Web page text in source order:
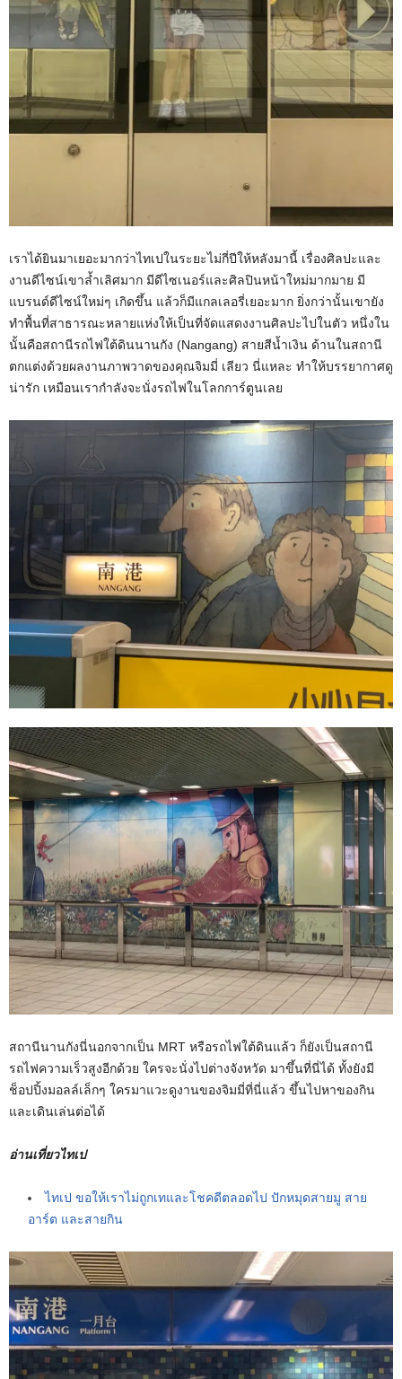
เราได้ยินมาเยอะมากว่าไทเปในระยะไม่กี่ปีให้หลังมานี้ เรื่องศิลปะและ
งานดีไซน์เขาล้ำเลิศมาก มีดีไซเนอร์และศิลปินหน้าใหม่มากมาย มี
แบรนด์ดีไซน์ใหม่ๆ เกิดขึ้น แล้วก็มีแกลเลอรี่เยอะมาก ยิ่งกว่านั้นเขายัง
ทำพื้นที่สาธารณะหลายแห่งให้เป็นที่จัดแสดงงานศิลปะไปในตัว หนึ่งใน
นั้นคือสถานีรถไฟใต้ดินนานกัง (Nangang) สายสีน้ำเงิน ด้านในสถานี
ตกแต่งด้วยผลงานภาพวาดของคุณจิมมี่ เลียว นี่แหละ ทำให้บรรยากาศดู
น่ารัก เหมือนเรากำลังจะนั่งรถไฟในโลกการ์ตูนเลย
สถานีนานกังนี่นอกจากเป็น MRT หรือรถไฟใต้ดินแล้ว ก็ยังเป็นสถานี
รถไฟความเร็วสูงอีกด้วย ใครจะนั่งไปต่างจังหวัด มาขึ้นที่นี่ได้ ทั้งยังมี
ช็อปปิ้งมอลล์เล็กๆ ใครมาแวะดูงานของจิมมี่ที่นี่แล้ว ขึ้นไปหาของกิน
และเดินเล่นต่อได้
อ่านเที่ยวไทเป
ไทเป ขอให้เราไม่ถูกเทและโชคดีตลอดไป ปักหมุดสายมู สาย
อาร์ต และสายกิน